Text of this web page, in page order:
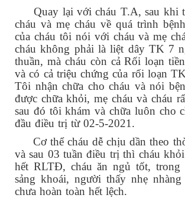
Quay lại với cháu T.A, sau khi
cháu và mẹ cháu về quá trình
của cháu tôi nói với cháu và mẹ
cháu không phải là liệt dây TK 7
thuần, mà cháu còn cả Rối loạn
và có cả triệu chứng của rối loạn
Tôi nhận chữa cho cháu và nói
được chữa khỏi, mẹ cháu và cháu
sau đó tôi khám và chữa luôn cho
đầu điều trị từ 02-5-2021.
Cơ thể cháu dễ chịu dần theo
và sau 03 tuần điều trị thì cháu
hết RLTĐ, cháu ăn ngủ tốt, trong
sảng khoái, người thấy nhẹ
chưa hoàn toàn hết lệch.